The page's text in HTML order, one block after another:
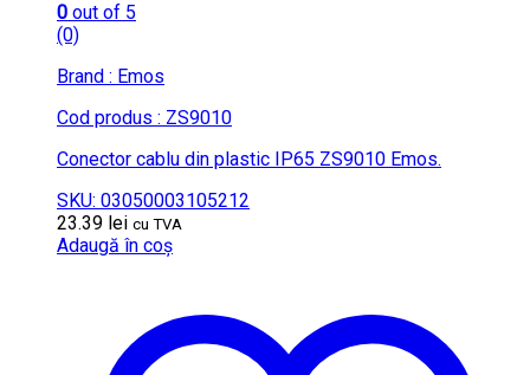
0 out of 5
(0)
Brand : Emos
Cod produs : ZS9010
Conector cablu din plastic IP65 ZS9010 Emos.
SKU: 03050003105212
23.39 lei cu TVA
Adaugă în coș